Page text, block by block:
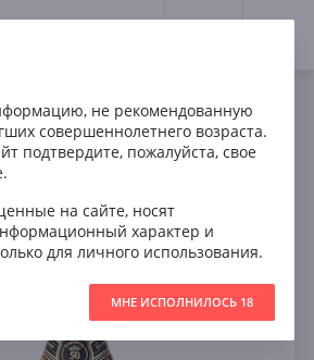
Белое Полусухое
ЮАР
Vonkel Satin Nectar Demi Sec
не рекомендованную
совершеннолетнего возраста.
подтвердите, пожалуйста, свое
на сайте, носят
характер и
для личного использования.
МНЕ ИСПОЛНИЛОСЬ 18